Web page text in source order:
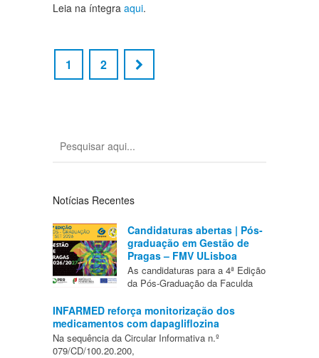
Leia na íntegra aqui.
1 2
Notícias Recentes
Candidaturas abertas | Pós-
graduação em Gestão de
Pragas – FMV ULisboa
As candidaturas para a 4ª Edição
da Pós-Graduação da Faculda
INFARMED reforça monitorização dos
medicamentos com dapagliflozina
Na sequência da Circular Informativa n.º
079/CD/100.20.200,